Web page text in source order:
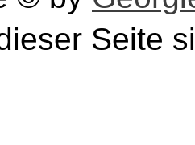
Seite